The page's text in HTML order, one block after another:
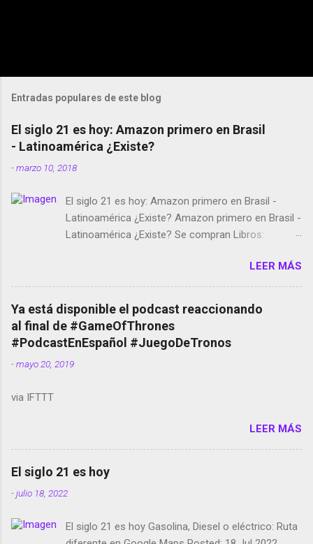
Entradas populares de este blog
El siglo 21 es hoy: Amazon primero en Brasil
- Latinoamérica ¿Existe?
-marzo 10, 2018
El siglo 21 es hoy: Amazon primero en Brasil -
Latinoamérica ¿Existe? Amazon primero en Brasil -
Latinoamérica ¿Existe? Se compran Libros:
temporada de Black Mirror Twitter deja de verificar
cuentas Responden los fotógrafos Brian May y el
copyright en Instagram Música y vídeo selfies en la
red social Riddley Scott saca a Kevin Spacey de su
película Francisco regaña a los que usan el
smartphone en sus misas La serie de la Tierra
Media GoBee - StartUp de bicicletas de alquiler
Live Photos en Google Photos Llegando Partimos
Dictados en Android El tamaño y su importancia...
LEER MÁS
Ya está disponible el podcast reaccionando
al final de #GameOfThrones
#PodcastEnEspañol #JuegoDeTronos
-mayo 20, 2019
via IFTTT
LEER MÁS
El siglo 21 es hoy
-julio 18, 2022
El siglo 21 es hoy Gasolina, Diesel o eléctrico: Ruta